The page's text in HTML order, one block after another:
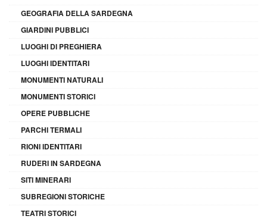
GEOGRAFIA DELLA SARDEGNA
GIARDINI PUBBLICI
LUOGHI DI PREGHIERA
LUOGHI IDENTITARI
MONUMENTI NATURALI
MONUMENTI STORICI
OPERE PUBBLICHE
PARCHI TERMALI
RIONI IDENTITARI
RUDERI IN SARDEGNA
SITI MINERARI
SUBREGIONI STORICHE
TEATRI STORICI